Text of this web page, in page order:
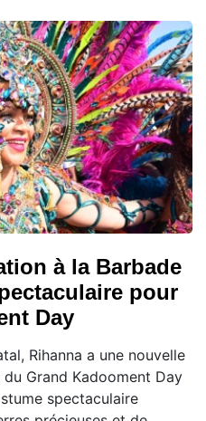
à la Barbade
pour
Day
Rihanna a une nouvelle
Grand Kadooment Day
spectaculaire